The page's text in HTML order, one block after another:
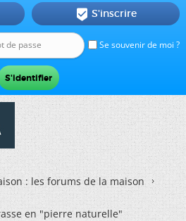
Se souvenir de moi ?
 S'inscrire
: les forums de la maison
en "pierre naturelle"